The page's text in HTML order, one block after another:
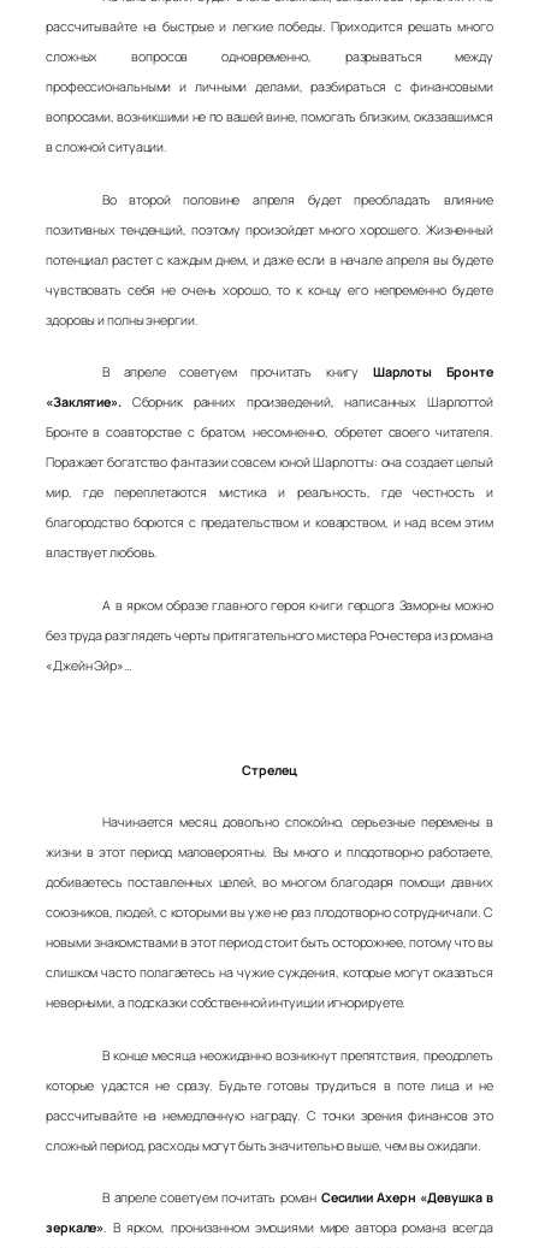
рассчитывайте на быстрые и легкие победы. Приходится решать много
сложных вопросов одновременно, разрываться между
профессиональными и личными делами, разбираться с финансовыми
вопросами, возникшими не по вашей вине, помогать близким, оказавшимся
в сложной ситуации.
Во второй половине апреля будет преобладать влияние
позитивных тенденций, поэтому произойдет много хорошего. Жизненный
потенциал растет с каждым днем, и даже если в начале апреля вы будете
чувствовать себя не очень хорошо, то к концу его непременно будете
здоровы и полны энергии.
В апреле советуем прочитать книгу Шарлоты Бронте
«Заклятие».Сборник ранних произведений, написанных Шарлоттой
Бронте в соавторстве с братом, несомненно, обретет своего читателя.
Поражает богатство фантазии совсем юной Шарлотты: она создает целый
мир, где переплетаются мистика и реальность, где честность и
благородство борются с предательством и коварством, и над всем этим
властвует любовь.
А в ярком образе главного героя книги герцога Заморны можно
без труда разглядеть черты притягательного мистера Рочестера из романа
«Джейн Эйр»…
Стрелец
Начинается месяц довольно спокойно, серьезные перемены в
жизни в этот период маловероятны. Вы много и плодотворно работаете,
добиваетесь поставленных целей, во многом благодаря помощи давних
союзников, людей, с которыми вы уже не раз плодотворно сотрудничали. С
новыми знакомствами в этот период стоит быть осторожнее, потому что вы
слишком часто полагаетесь на чужие суждения, которые могут оказаться
неверными, а подсказки собственной интуиции игнорируете.
В конце месяца неожиданно возникнут препятствия, преодолеть
которые удастся не сразу. Будьте готовы трудиться в поте лица и не
рассчитывайте на немедленную награду. С точки зрения финансов это
сложный период, расходы могут быть значительно выше, чем вы ожидали.
В апреле советуем почитать роман Сесилии Ахерн «Девушка в
зеркале». В ярком, пронизанном эмоциями мире автора романа всегда